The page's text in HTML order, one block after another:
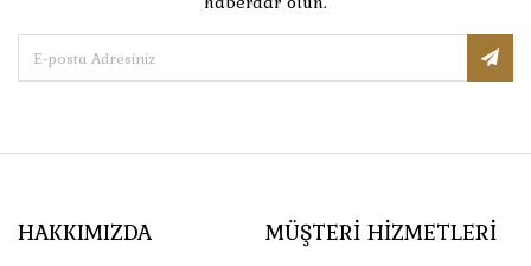
HAKKIMIZDA MÜŞTERI HIZMETLERI